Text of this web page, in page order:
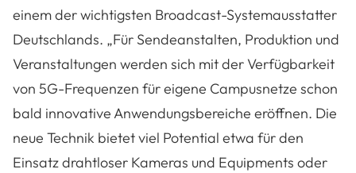
einem der wichtigsten Broadcast-Systemausstatter
Deutschlands. „Für Sendeanstalten, Produktion und
Veranstaltungen werden sich mit der Verfügbarkeit
von 5G-Frequenzen für eigene Campusnetze schon
bald innovative Anwendungsbereiche eröffnen. Die
neue Technik bietet viel Potential etwa für den
Einsatz drahtloser Kameras und Equipments oder